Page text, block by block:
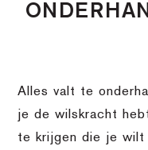
Alles valt te
je de wilskracht
te krijgen die je